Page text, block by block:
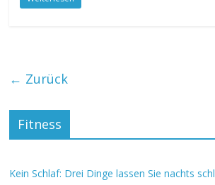
← Zurück
Fitness
Kein Schlaf: Drei Dinge lassen Sie nachts